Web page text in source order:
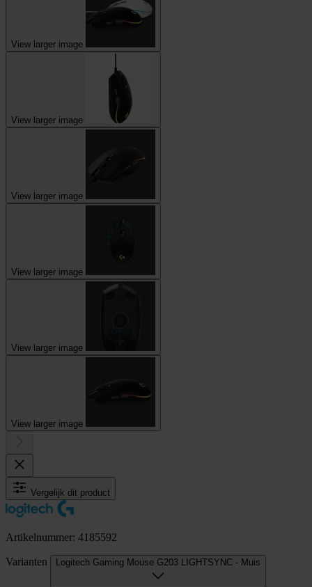
View larger image
View larger image
View larger image
View larger image
View larger image
View larger image
Vergelijk dit product
Artikelnummer: 4185592
Varianten Logitech Gaming Mouse G203 LIGHTSYNC - Muis